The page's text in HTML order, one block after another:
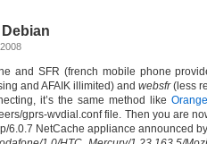
and SFR (french mobile phone
and AFAIK illimited) and websfr(less
it’s the same method like
gprs-wvdial.conf file. Then you are
6.0.7 NetCache appliance announced